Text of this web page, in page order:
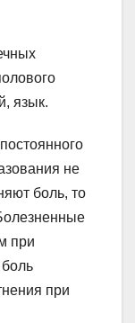
язык.
не
боль, то
при
при